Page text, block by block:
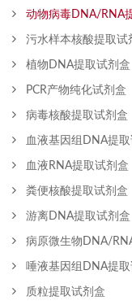
动物病毒DNA/RNA
污水样本核酸提取试
植物DNA提取试剂盒
PCR产物纯化试剂盒
病毒核酸提取试剂盒
血液基因组DNA提
血液RNA提取试剂盒
粪便核酸提取试剂盒
游离DNA提取试剂盒
病原微生物DNA/
唾液基因组DNA提取
质粒提取试剂盒